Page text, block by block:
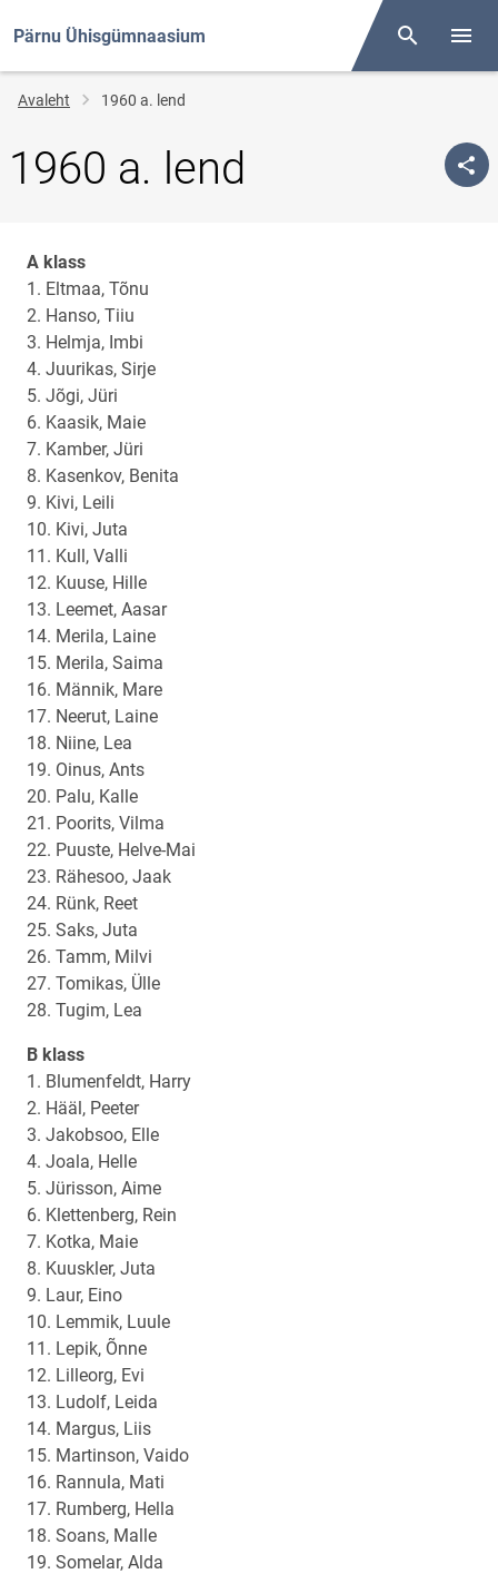
Pärnu Ühisgümnaasium Otsing
Jälglink
Avaleht 1960 a. lend
1960 a. lend
A klass
1. Eltmaa, Tõnu
2. Hanso, Tiiu
3. Helmja, Imbi
4. Juurikas, Sirje
5. Jõgi, Jüri
6. Kaasik, Maie
7. Kamber, Jüri
8. Kasenkov, Benita
9. Kivi, Leili
10. Kivi, Juta
11. Kull, Valli
12. Kuuse, Hille
13. Leemet, Aasar
14. Merila, Laine
15. Merila, Saima
16. Männik, Mare
17. Neerut, Laine
18. Niine, Lea
19. Oinus, Ants
20. Palu, Kalle
21. Poorits, Vilma
22. Puuste, Helve-Mai
23. Rähesoo, Jaak
24. Rünk, Reet
25. Saks, Juta
26. Tamm, Milvi
27. Tomikas, Ülle
28. Tugim, Lea
B klass
1. Blumenfeldt, Harry
2. Hääl, Peeter
3. Jakobsoo, Elle
4. Joala, Helle
5. Jürisson, Aime
6. Klettenberg, Rein
7. Kotka, Maie
8. Kuuskler, Juta
9. Laur, Eino
10. Lemmik, Luule
11. Lepik, Õnne
12. Lilleorg, Evi
13. Ludolf, Leida
14. Margus, Liis
15. Martinson, Vaido
16. Rannula, Mati
17. Rumberg, Hella
18. Soans, Malle
19. Somelar, Alda